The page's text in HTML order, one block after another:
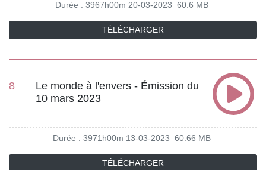
Durée : 3967h00m 20-03-2023 60.6 MB
TÉLÉCHARGER
8
Le monde à l'envers - Émission du
10 mars 2023
Durée : 3971h00m 13-03-2023 60.66 MB
TÉLÉCHARGER